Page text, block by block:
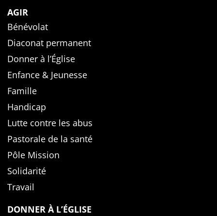
AGIR
Bénévolat
Diaconat permanent
Donner à l’Église
Enfance & Jeunesse
Famille
Handicap
Lutte contre les abus
Pastorale de la santé
Pôle Mission
Solidarité
Travail
DONNER À L’ÉGLISE